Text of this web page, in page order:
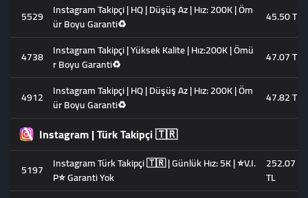
5529 Instagram Takipçi | HQ | Düşüş Az | Hız: 200K | Öm
ür Boyu Garanti♻️
45.50 TL
4738 Instagram Takipçi | Yüksek Kalite | Hız:200K | Ömü
r Boyu Garanti♻️
47.07 TL
4912
Instagram Takipçi | HQ | Düşüş Az | Hız: 200K | Öm
ür Boyu Garanti♻️
47.82 TL
Instagram | Türk Takipçi 🇹🇷
5197
Instagram Türk Takipçi 🇹🇷 | Günlük Hız: 5K | ⭐V.I.
P⭐ Garanti Yok
252.07
TL